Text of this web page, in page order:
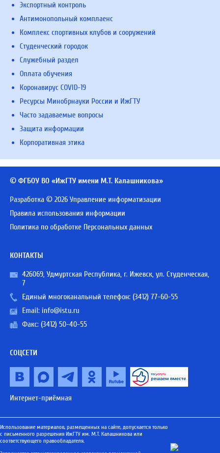
Экспортный контроль
Антимонопольный комплаенс
Комплекс спортивных клубов и сооружений
Студенческий городок
Служебный раздел
Оплата обучения
Коронавирус COVID-19
Ресурсы Минобрнауки России и ИжГТУ
Часто задаваемые вопросы
Защита информации
Корпоративная этика
© ФГБОУ ВО «ИжГТУ имени М.Т. Калашникова»
Разработка © 2026 Управление информатизации
Правила использования информации
Политика по обработке Персональных данных
КОНТАКТЫ
426069, Удмуртская Республика, г. Ижевск, ул. Студенческая,
7
Единый многоканальный телефон: (3412) 77-60-55
Email: info@istu.ru
Факс: (3412) 50-40-55
СОЦСЕТИ
Интернет-приёмная
Использование материалов, размещенных на сайте, допускается только
с письменного разрешения ИжГТУ им. М.Т. Калашникова или
соответствующего правообладателя.